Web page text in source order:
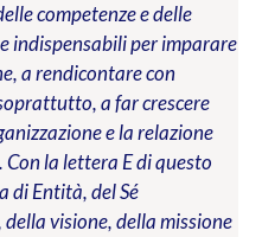
competenze e delle
indispensabili per imparare
a rendicontare con
a far crescere
e la relazione
la lettera E di questo
di Entità, del Sé
visione, della missione